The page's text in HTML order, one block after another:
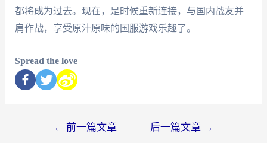
都将成为过去。现在，是时候重新连接，与国内战友并
肩作战，享受原汁原味的国服游戏乐趣了。
Spread the love
← 前一篇文章 后一篇文章 →